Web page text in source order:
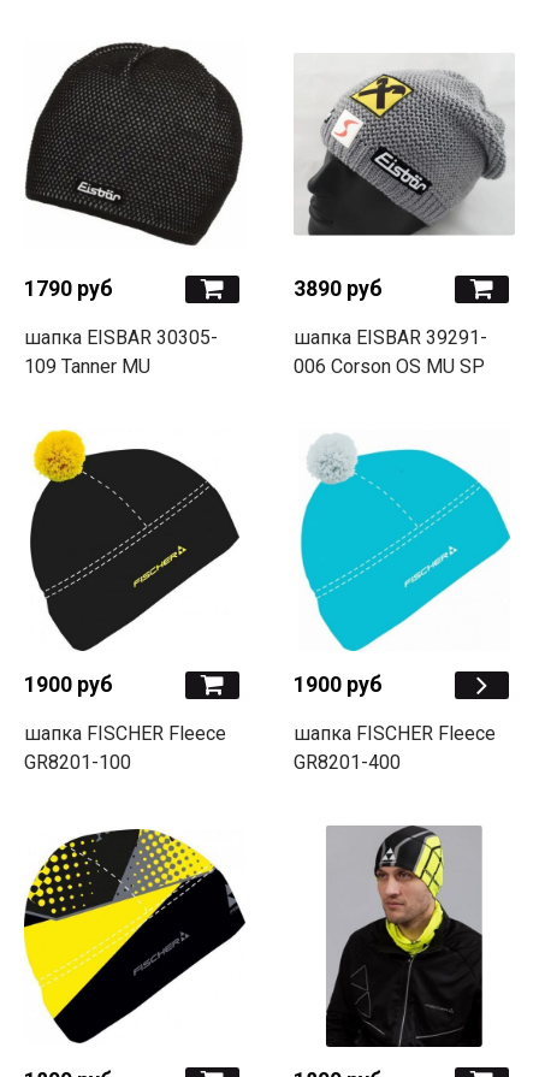
1790 руб
шапка EISBAR 30305-
109 Tanner MU
3890 руб
шапка EISBAR 39291-
006 Corson OS MU SP
1900 руб
шапка FISCHER Fleece
GR8201-100
1900 руб
шапка FISCHER Fleece
GR8201-400